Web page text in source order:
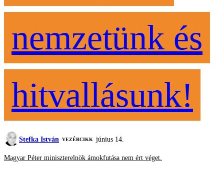
nemzetünk és
hitvallásunk!
Stefka István VEZÉRCIKK június 14.
Magyar Péter miniszterelnök ámokfutása nem ért véget.